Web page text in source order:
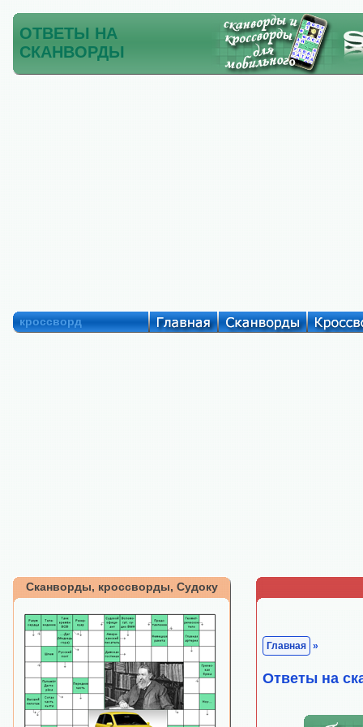
ОТВЕТЫ НА
СКАНВОРДЫ
кроссворд
Сканворды, кроссворды, Судоку
Главная »
Ответы на